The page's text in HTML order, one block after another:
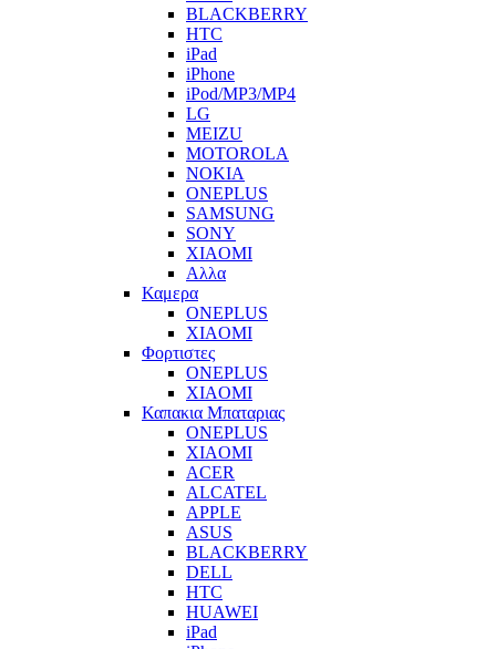
BLACKBERRY
HTC
iPad
iPhone
iPod/MP3/MP4
LG
MEIZU
MOTOROLA
NOKIA
ONEPLUS
SAMSUNG
SONY
XIAOMI
Αλλα
Καμερα
ONEPLUS
XIAOMI
Φορτιστες
ONEPLUS
XIAOMI
Καπακια Μπαταριας
ONEPLUS
XIAOMI
ACER
ALCATEL
APPLE
ASUS
BLACKBERRY
DELL
HTC
HUAWEI
iPad